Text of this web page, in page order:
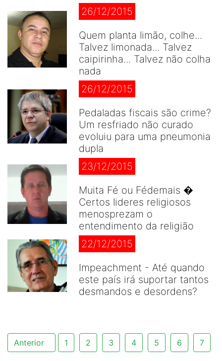
26/12/2015
Quem planta limão, colhe...
Talvez limonada... Talvez
caipirinha... Talvez não colha
nada
26/12/2015
Pedaladas fiscais são crime?
Um resfriado não curado
evoluiu para uma pneumonia
dupla
23/12/2015
Muita Fé ou Fédemais �
Certos lideres religiosos
menosprezam o
entendimento da religião
22/12/2015
Impeachment - Até quando
este país irá suportar tantos
desmandos e desordens?
Anterior 1 2 3 4 5 6 7